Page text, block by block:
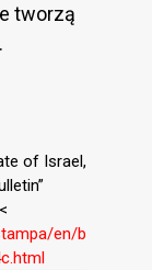
tworzą
of Israel,
en/b